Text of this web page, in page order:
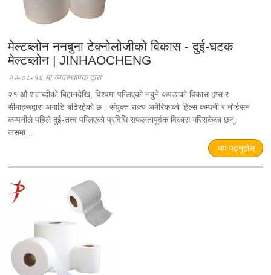
मेल्टब्लोन ननबुना टेक्नोलोजीको विकास - दुई-घटक
मेल्टब्लोन | JINHAOCHENG
२२-०८-१६ मा व्यवस्थापक द्वारा
२१ औं शताब्दीको बिहानदेखि, विश्वमा पग्लिएको नबुने कपडाको विकास हप्स र
सीमाहरूद्वारा अगाडि बढिरहेको छ। संयुक्त राज्य अमेरिकाको हिल्स कम्पनी र नोर्डसन
कम्पनीले पहिले दुई-तत्व पग्लिएको प्रविधि सफलतापूर्वक विकास गरिसकेका छन्,
जसमा...
थप पढ्नुहोस्